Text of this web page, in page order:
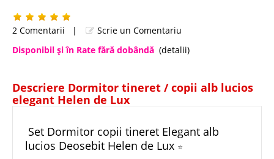
2 Comentarii |
Scrie un Comentariu
Disponibil şi în Rate fără dobândă (detalii)
Descriere Dormitor tineret / copii alb lucios
elegant Helen de Lux
Set Dormitor copii tineret Elegant alb
lucios Deosebit Helen de Lux ⭐